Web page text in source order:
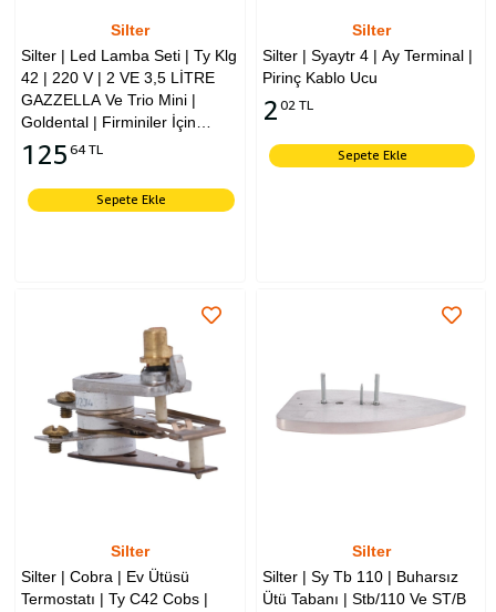
Silter
Silter | Led Lamba Seti | Ty Klg
42 | 220 V | 2 VE 3,5 LİTRE
GAZZELLA Ve Trio Mini |
Goldental | Firminiler İçin
Uyumludur.
125 64 TL
Sepete Ekle
Silter
Silter | Syaytr 4 | Ay Terminal |
Pirinç Kablo Ucu
2 02 TL
Sepete Ekle
Silter
Silter | Cobra | Ev Ütüsü
Termostatı | Ty C42 Cobs |
Silter
Silter | Sy Tb 110 | Buharsız
Ütü Tabanı | Stb/110 Ve ST/B